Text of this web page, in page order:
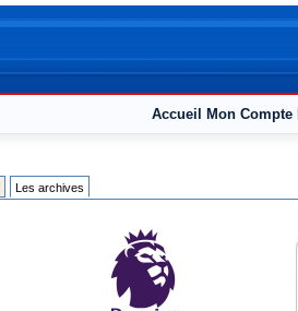
Accueil Mon Compte
Les archives